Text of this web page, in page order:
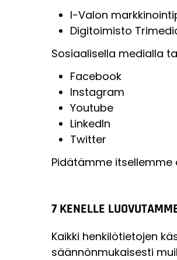
I-Valon
Digitoimisto
Sosiaalisella medialla
Facebook
Instagram
Youtube
LinkedIn
Twitter
Pidätämme
7 KENELLE
Kaikki henkilötietojen
säännönmukaisesti